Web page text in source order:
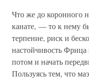
Что же до коронного
канате, — то к нему
терпение, риск и
настойчивость Фрица
потом и начать
Пользуясь тем, что